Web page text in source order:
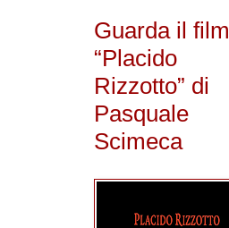
Guarda il film
“Placido
Rizzotto” di
Pasquale
Scimeca